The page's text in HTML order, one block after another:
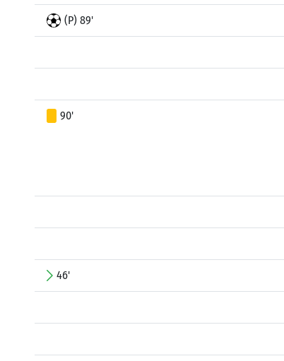
(P) 89'
90'
46'